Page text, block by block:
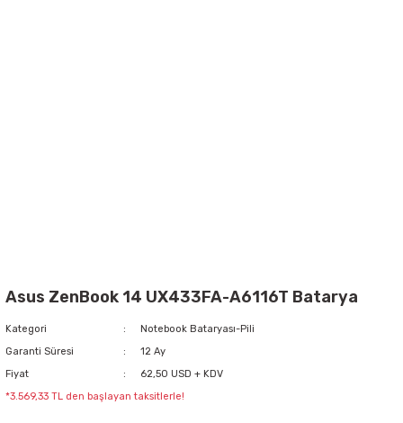
Asus ZenBook 14 UX433FA-A6116T Batarya
Kategori
Notebook Bataryası-Pili
Garanti Süresi
12 Ay
Fiyat
62,50 USD + KDV
*3.569,33 TL den başlayan taksitlerle!